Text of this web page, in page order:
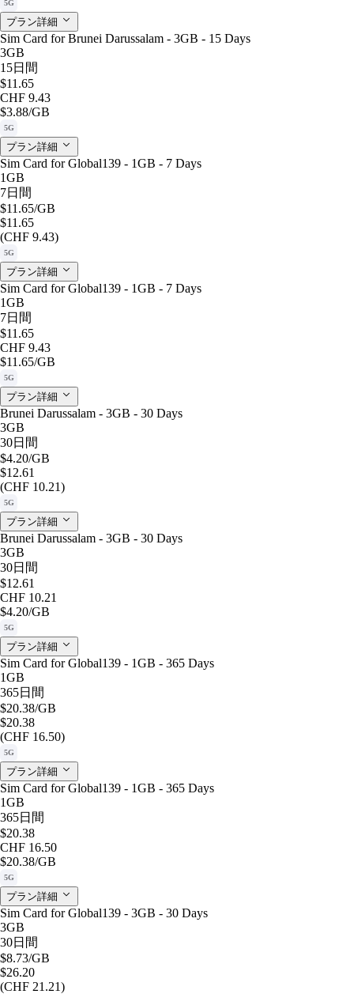
5G
プラン詳細
Sim Card for Brunei Darussalam - 3GB - 15 Days
3GB
15日間
$11.65
CHF 9.43
$3.88/GB
5G
プラン詳細
Sim Card for Global139 - 1GB - 7 Days
1GB
7日間
$11.65/GB
$11.65
(CHF 9.43)
5G
プラン詳細
Sim Card for Global139 - 1GB - 7 Days
1GB
7日間
$11.65
CHF 9.43
$11.65/GB
5G
プラン詳細
Brunei Darussalam - 3GB - 30 Days
3GB
30日間
$4.20/GB
$12.61
(CHF 10.21)
5G
プラン詳細
Brunei Darussalam - 3GB - 30 Days
3GB
30日間
$12.61
CHF 10.21
$4.20/GB
5G
プラン詳細
Sim Card for Global139 - 1GB - 365 Days
1GB
365日間
$20.38/GB
$20.38
(CHF 16.50)
5G
プラン詳細
Sim Card for Global139 - 1GB - 365 Days
1GB
365日間
$20.38
CHF 16.50
$20.38/GB
5G
プラン詳細
Sim Card for Global139 - 3GB - 30 Days
3GB
30日間
$8.73/GB
$26.20
(CHF 21.21)